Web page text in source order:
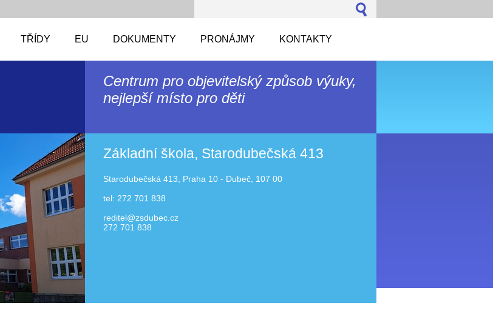
TŘÍDY EU DOKUMENTY PRONÁJMY KONTAKTY
Centrum pro objevitelský způsob výuky,
nejlepší místo pro děti
Základní škola, Starodubečská 413
Starodubečská 413, Praha 10 - Dubeč, 107 00
tel: 272 701 838
reditel@zsdubec.cz
272 701 838